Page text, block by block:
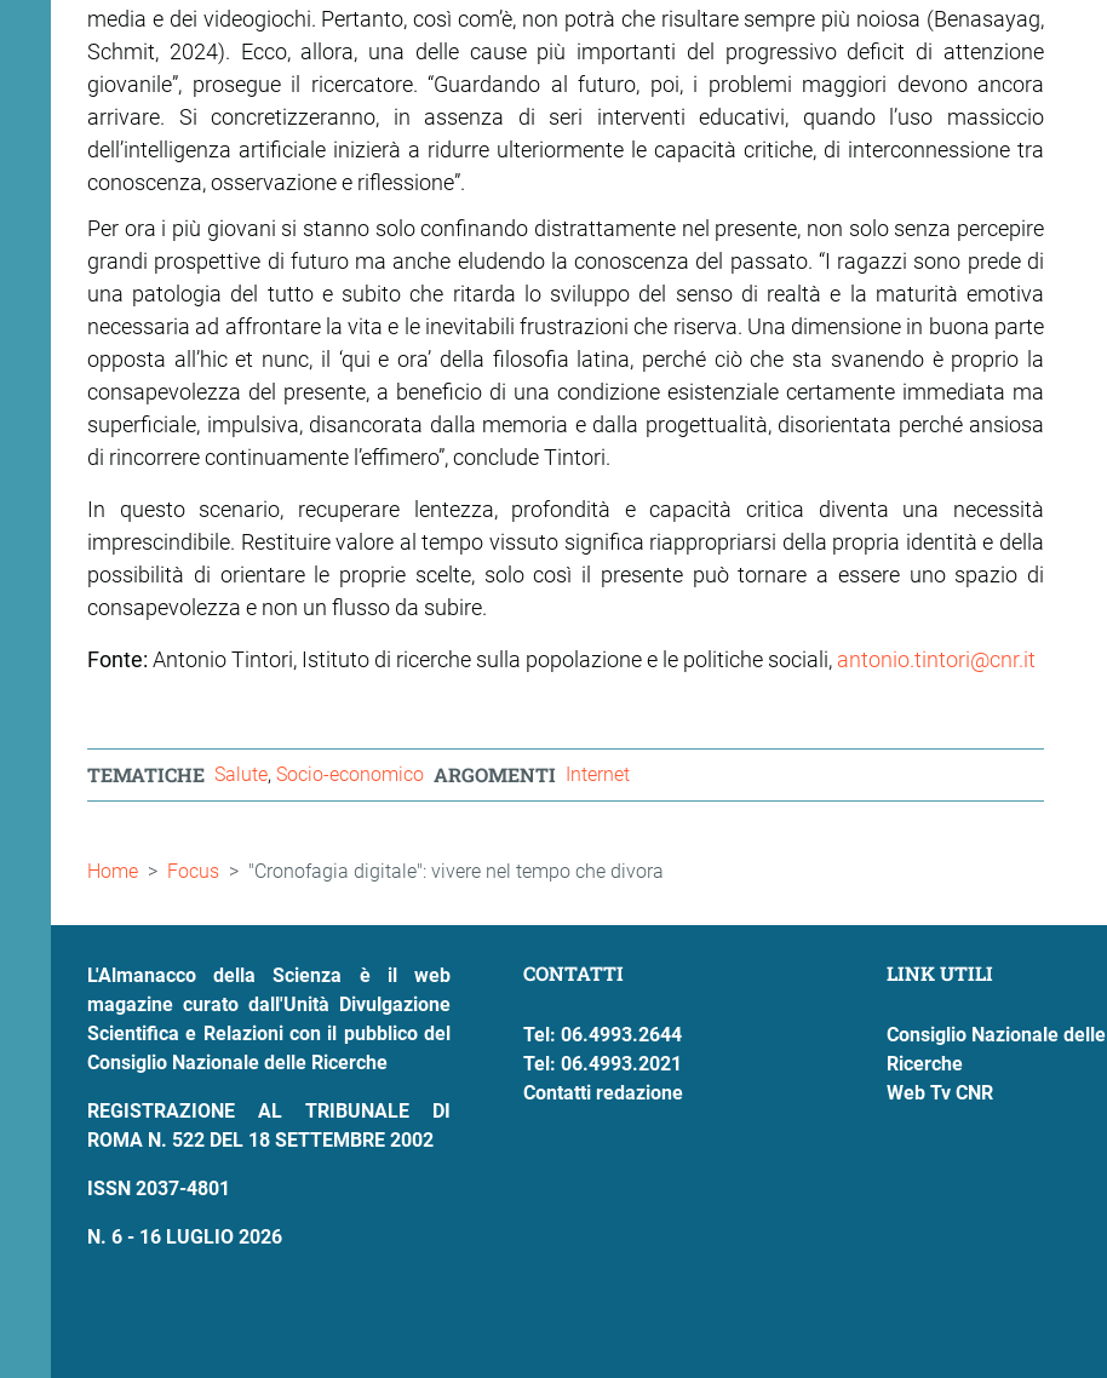
media e dei videogiochi. Pertanto, così com’è, non potrà che risultare sempre più noiosa (Benasayag,
Schmit, 2024). Ecco, allora, una delle cause più importanti del progressivo deficit di attenzione
giovanile”, prosegue il ricercatore. “Guardando al futuro, poi, i problemi maggiori devono ancora
arrivare. Si concretizzeranno, in assenza di seri interventi educativi, quando l’uso massiccio
dell’intelligenza artificiale inizierà a ridurre ulteriormente le capacità critiche, di interconnessione tra
conoscenza, osservazione e riflessione”.
Per ora i più giovani si stanno solo confinando distrattamente nel presente, non solo senza percepire
grandi prospettive di futuro ma anche eludendo la co­noscenza del passato. “I ragazzi sono prede di
una patologia del tutto e subito che ritarda lo sviluppo del senso di realtà e la maturità emotiva
necessaria ad affrontare la vita e le inevitabili frustrazio­ni che riserva. Una dimensione in buona parte
opposta all’hic et nunc, il ‘qui e ora’ della filosofia latina, perché ciò che sta svanendo è proprio la
consapevolezza del pre­sente, a beneficio di una condizione esistenziale certamente immediata ma
superficiale, impulsiva, disancorata dalla memoria e dalla progettualità, disorientata perché ansiosa
di rincorrere continuamente l’effimero”, conclude Tintori.
In questo scenario, recuperare lentezza, profondità e capacità critica diventa una necessità
imprescindibile. Restituire valore al tempo vissuto significa riappropriarsi della propria identità e della
possibilità di orientare le proprie scelte, solo così il presente può tornare a essere uno spazio di
consapevolezza e non un flusso da subire.
Fonte: Antonio Tintori, Istituto di ricerche sulla popolazione e le politiche sociali, antonio.tintori@cnr.it
TEMATICHE Salute Socio-economico ARGOMENTI Internet
Briciole
Home Focus "Cronofagia digitale": vivere nel tempo che divora
L'Almanacco della Scienza è il web
magazine curato dall'Unità Divulgazione
Scientifica e Relazioni con il pubblico del
Consiglio Nazionale delle Ricerche
REGISTRAZIONE AL TRIBUNALE DI
ROMA N. 522 DEL 18 SETTEMBRE 2002
ISSN 2037-4801
N. 6 - 16 LUGLIO 2026
CONTATTI
Tel: 06.4993.2644
Tel: 06.4993.2021
Contatti redazione
LINK UTILI
Consiglio Nazionale delle
Ricerche
Web Tv CNR